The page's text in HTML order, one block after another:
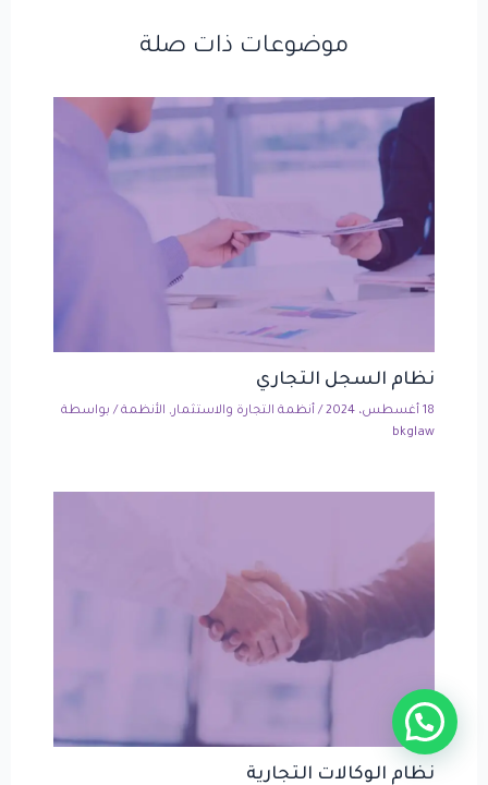
موضوعات ذات صلة
نظام السجل التجاري
18 أغسطس، 2024 / أنظمة التجارة والاستثمار, الأنظمة/ بواسطة
bkglaw
نظام الوكالات التجارية